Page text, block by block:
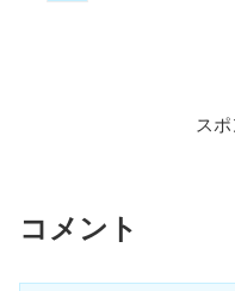
ス
コメント